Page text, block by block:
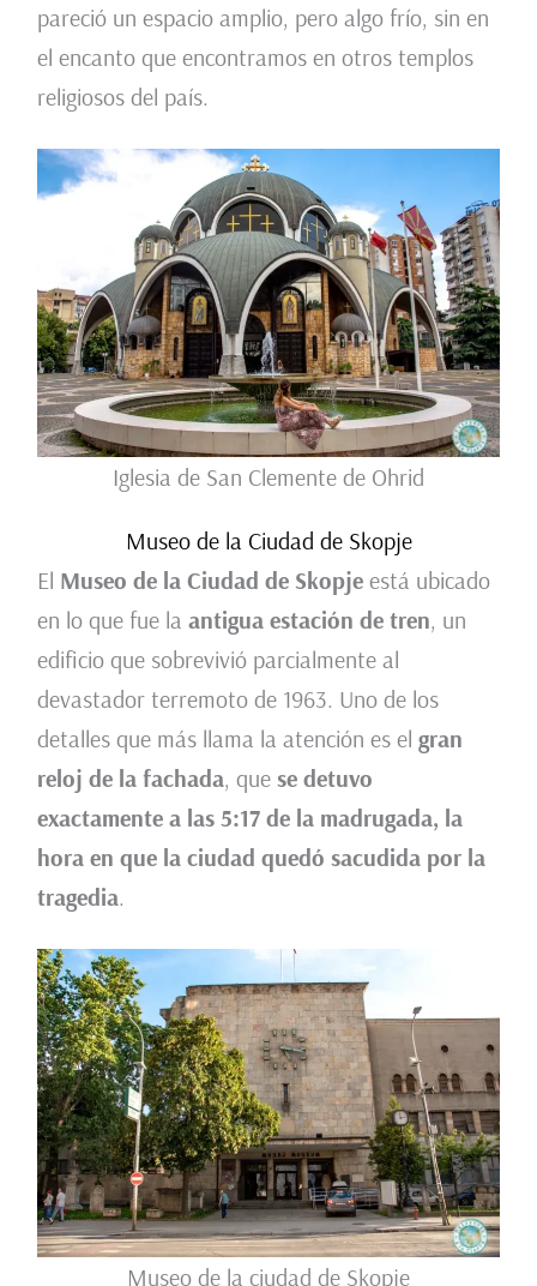
pareció un espacio amplio, pero algo frío, sin en
el encanto que encontramos en otros templos
religiosos del país.
Iglesia de San Clemente de Ohrid
Museo de la Ciudad de Skopje
El Museo de la Ciudad de Skopjeestá ubicado
en lo que fue la antigua estación de tren, un
edificio que sobrevivió parcialmente al
devastador terremoto de 1963. Uno de los
detalles que más llama la atención es el gran
reloj de la fachada, que se detuvo
exactamente a las 5:17 de la madrugada, la
hora en que la ciudad quedó sacudida por la
tragedia.
Museo de la ciudad de Skopje